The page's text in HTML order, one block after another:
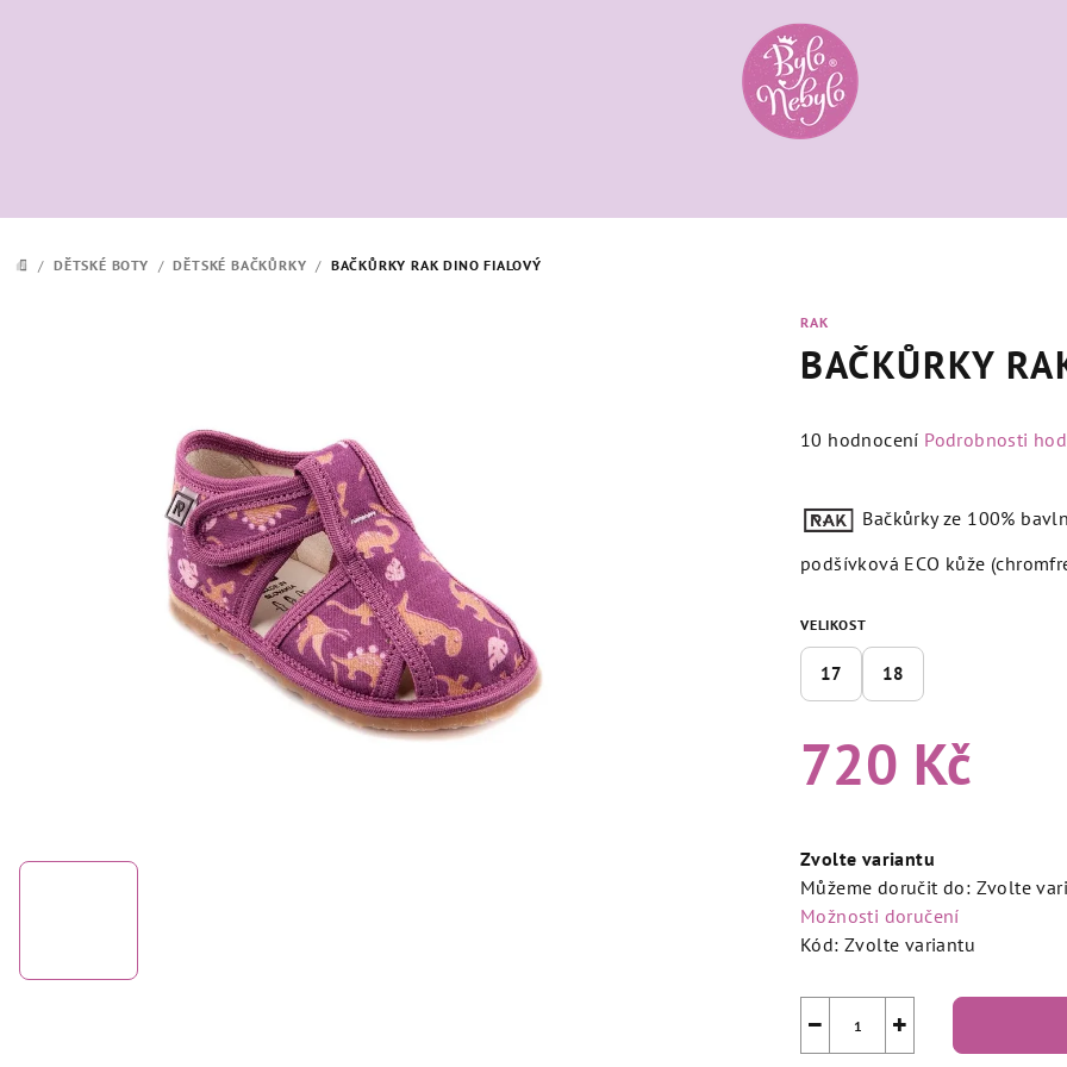
DOMŮ
/ DĚTSKÉ BOTY / DĚTSKÉ BAČKŮRKY / BAČKŮRKY RAK DINO FIALOVÝ
RAK
BAČKŮRKY
Průměrné
je
z
10 hodnocení Podrobnosti
Bačkůrky ze 100%
podšívková ECO kůže
VELIKOST
17 18
720 Kč
cena:
Zvolte variantu
Můžeme doručit do: Zvolte
Možnosti doručení
Kód: Zvolte variantu
+
−